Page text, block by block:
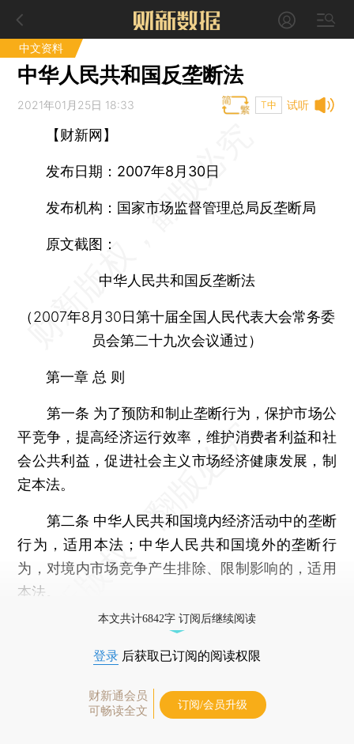
中文资料
中华人民共和国反垄断法
试听
2021年01月25日 18:33 T中
【财新网】
发布日期：2007年8月30日
发布机构：国家市场监督管理总局反垄断局
原文截图：
中华人民共和国反垄断法
（2007年8月30日第十届全国人民代表大会常务委
员会第二十九次会议通过）
第一章 总 则
第一条 为了预防和制止垄断行为，保护市场公
平竞争，提高经济运行效率，维护消费者利益和社
会公共利益，促进社会主义市场经济健康发展，制
定本法。
第二条 中华人民共和国境内经济活动中的垄断
行为，适用本法；中华人民共和国境外的垄断行
为，对境内市场竞争产生排除、限制影响的，适用
本法。
本文共计6842字 订阅后继续阅读
登录 后获取已订阅的阅读权限
财新通会员
可畅读全文
订阅/会员升级